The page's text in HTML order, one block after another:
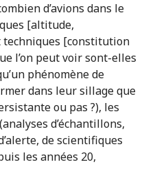
d’avions dans le
[altitude,
[constitution
l’on peut voir sont-elles
phénomène de
dans leur sillage que
ou pas ?), les
d’échantillons,
de scientifiques
les années 20,